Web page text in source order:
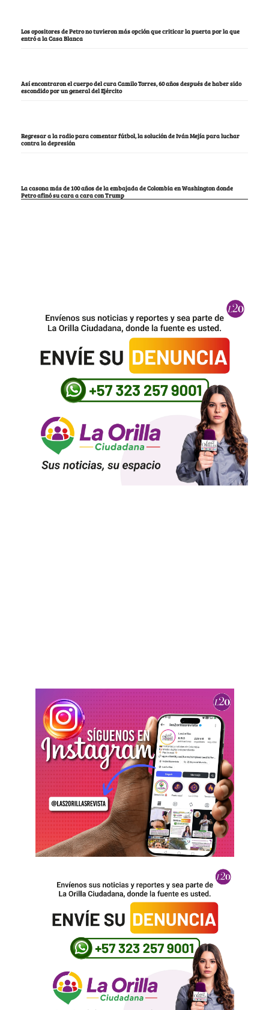
Los opositores de Petro no tuvieron más opción que criticar la puerta por la que
entró a la Casa Blanca
Así encontraron el cuerpo del cura Camilo Torres, 60 años después de haber sido
escondido por un general del Ejército
Regresar a la radio para comentar fútbol, la solución de Iván Mejía para luchar
contra la depresión
La casona más de 100 años de la embajada de Colombia en Washington donde
Petro afinó su cara a cara con Trump